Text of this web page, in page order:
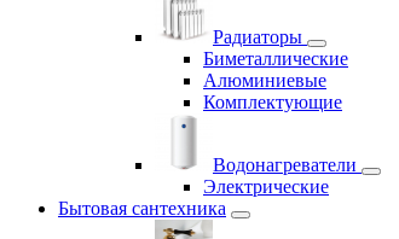
Радиаторы
Биметаллические
Алюминиевые
Комплектующие
Водонагреватели
Электрические
Бытовая сантехника